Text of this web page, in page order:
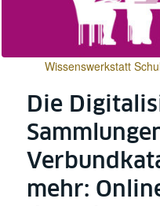
Wissenswerkstatt
Die
mehr: